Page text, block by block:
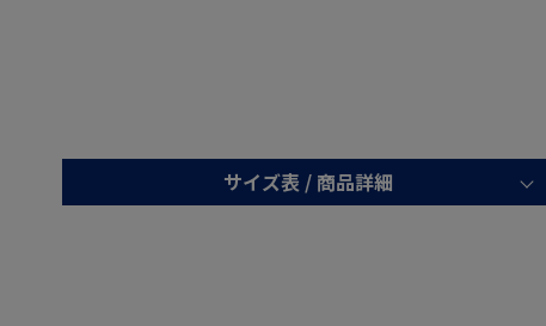
サイズ表 / 商品詳細